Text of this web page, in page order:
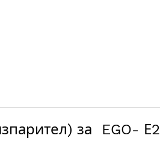
за EGO- Е2